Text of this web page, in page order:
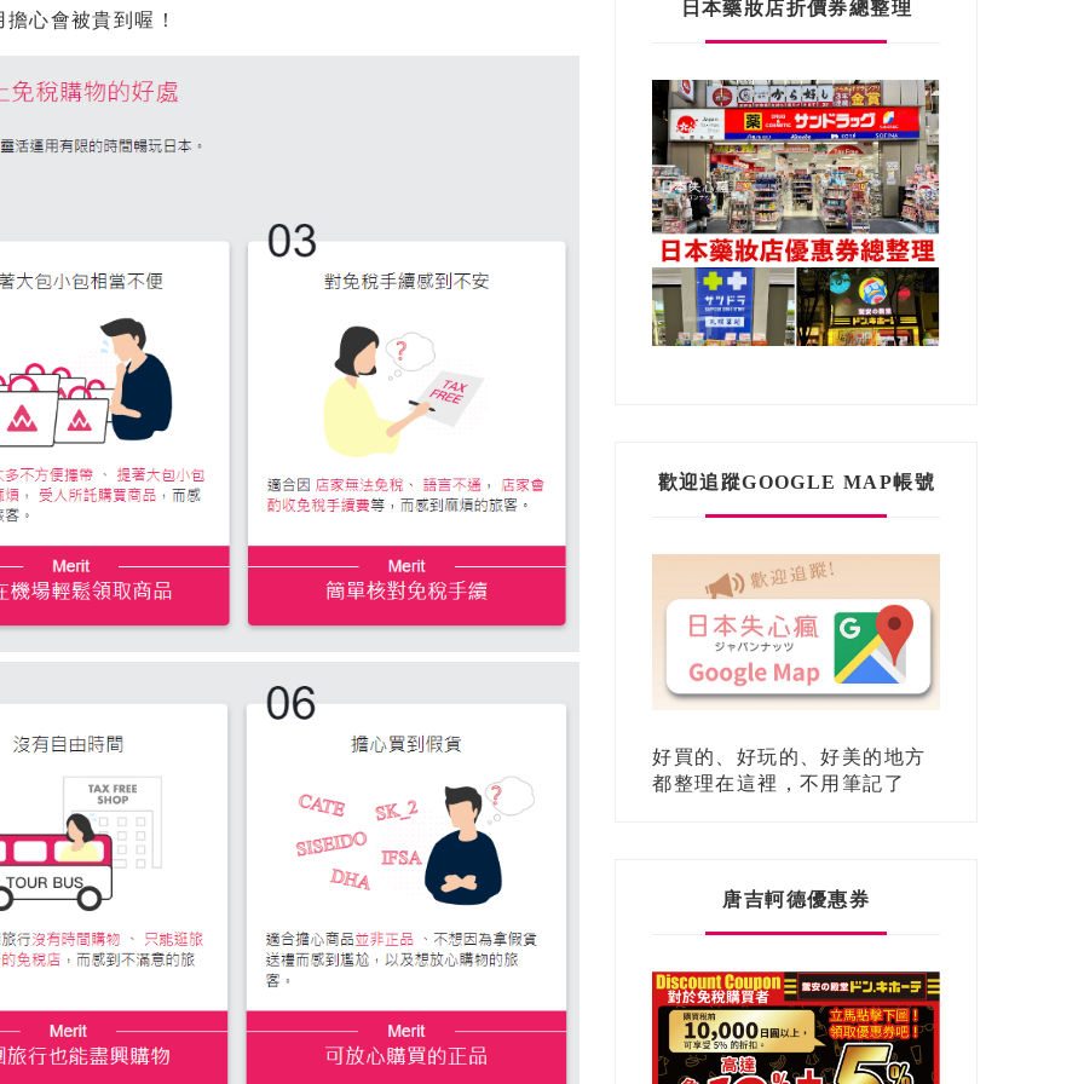
擔心會被貴到喔！
日本藥妝店折價券總整理
歡迎追蹤GOOGLE MAP帳號
好買的、好玩的、好美的地方
都整理在這裡，不用筆記了
唐吉軻德優惠券